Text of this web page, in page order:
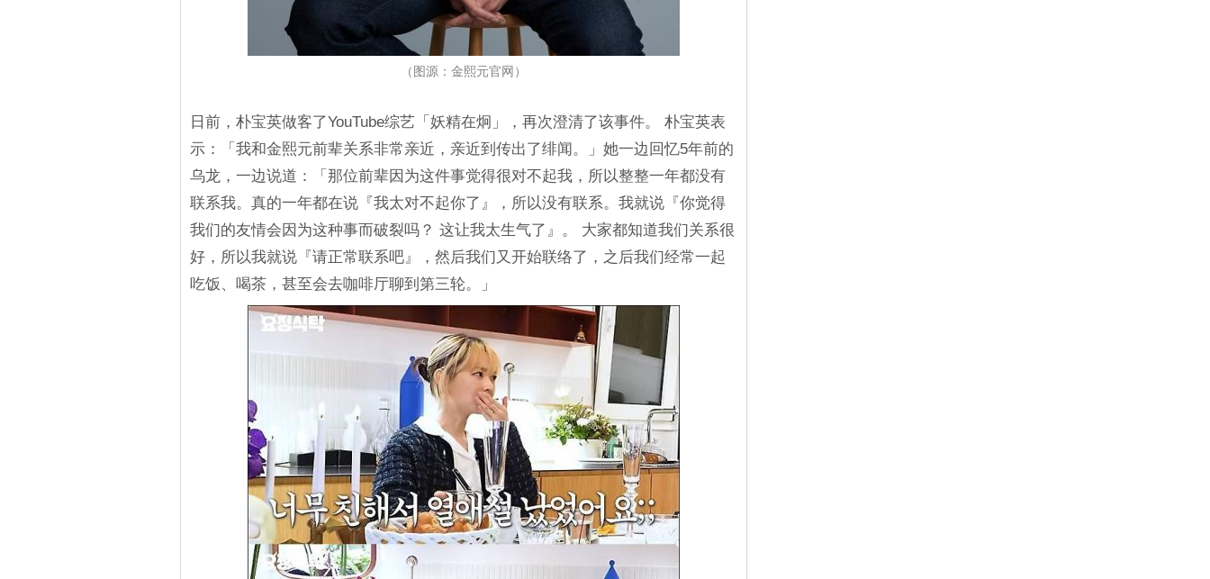
（图源：金熙元官网）
日前，朴宝英做客了YouTube综艺「妖精在炯」，再次澄清了该事件。 朴宝英表
示：「我和金熙元前辈关系非常亲近，亲近到传出了绯闻。」她一边回忆5年前的
乌龙，一边说道：「那位前辈因为这件事觉得很对不起我，所以整整一年都没有
联系我。真的一年都在说『我太对不起你了』，所以没有联系。我就说『你觉得
我们的友情会因为这种事而破裂吗？ 这让我太生气了』。 大家都知道我们关系很
好，所以我就说『请正常联系吧』，然后我们又开始联络了，之后我们经常一起
吃饭、喝茶，甚至会去咖啡厅聊到第三轮。」